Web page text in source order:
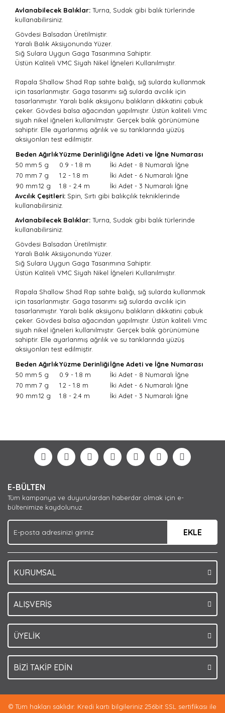
Avlanabilecek Balıklar: Turna, Sudak gibi balık türlerinde
kullanabilirsiniz.
Gövdesi Balsadan Üretilmiştir.
Yaralı Balık Aksiyonunda Yüzer.
Sığ Sulara Uygun Gaga Tasarımına Sahiptir.
Üstün Kaliteli VMC Siyah Nikel İğneleri Kullanılmıştır.
Rapala Shallow Shad Rap sahte balığı, sığ sularda kullanmak
için tasarlanmıştır. Gaga tasarımı sığ sularda avcılık için
tasarlanmıştır. Yaralı balık aksiyonu balıkların dikkatini çabuk
çeker. Gövdesi balsa ağacından yapılmıştır. Üstün kaliteli Vmc
siyah nikel iğneleri kullanılmıştır. Gerçek balık görünümüne
sahiptir. Elle ayarlanmış ağrılık ve su tanklarında yüzüş
aksiyonları test edilmiştir.
Beden AğırlıkYüzme Derinliğiİğne Adeti ve İğne Numarası
50 mm 5 g 0.9 - 1.8 m
İki Adet - 8 Numaralı İğne
70 mm 7 g 1.2 - 1.8 m
İki Adet - 6 Numaralı İğne
90 mm12 g 1.8 - 2.4 m
İki Adet - 3 Numaralı İğne
Avcılık Çeşitleri: Spin, Sırtı gibi balıkçılık tekniklerinde
kullanabilirsiniz.
Avlanabilecek Balıklar: Turna, Sudak gibi balık türlerinde
kullanabilirsiniz.
Gövdesi Balsadan Üretilmiştir.
Yaralı Balık Aksiyonunda Yüzer.
Sığ Sulara Uygun Gaga Tasarımına Sahiptir.
Üstün Kaliteli VMC Siyah Nikel İğneleri Kullanılmıştır.
Rapala Shallow Shad Rap sahte balığı, sığ sularda kullanmak
için tasarlanmıştır. Gaga tasarımı sığ sularda avcılık için
tasarlanmıştır. Yaralı balık aksiyonu balıkların dikkatini çabuk
çeker. Gövdesi balsa ağacından yapılmıştır. Üstün kaliteli Vmc
siyah nikel iğneleri kullanılmıştır. Gerçek balık görünümüne
sahiptir. Elle ayarlanmış ağrılık ve su tanklarında yüzüş
aksiyonları test edilmiştir.
Beden AğırlıkYüzme Derinliğiİğne Adeti ve İğne Numarası
50 mm 5 g 0.9 - 1.8 m
İki Adet - 8 Numaralı İğne
70 mm 7 g 1.2 - 1.8 m
İki Adet - 6 Numaralı İğne
90 mm12 g 1.8 - 2.4 m İki Adet - 3 Numaralı İğne
Yorum Yaz
formunu kullanarak tarafımıza iletebilirsiniz.
Görüş ve önerileriniz için teşekkür ederiz.
Ürün açıklamasında eksik bilgiler bulunuyor.
Ürün bilgilerinde hatalar bulunuyor.
Ürün fiyatı diğer sitelerden daha pahalı.
Bu ürüne benzer farklı alternatifler olmalı.
E-BÜLTEN
Tüm kampanya ve duyurulardan haberdar olmak için e-
bültenimize kaydolunuz.
EKLE
KURUMSAL
ALIŞVERİŞ
ÜYELİK
BİZİ TAKİP EDİN
© Tüm hakları saklıdır. Kredi kartı bilgileriniz 256bit SSL sertifikası ile